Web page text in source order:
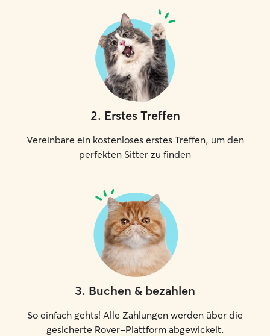
2. Erstes Treffen
Vereinbare ein kostenloses erstes Treffen, um den
perfekten Sitter zu finden
3. Buchen & bezahlen
So einfach gehts! Alle Zahlungen werden über die
gesicherte Rover-Plattform abgewickelt.